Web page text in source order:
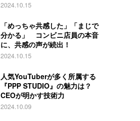
2024.10.15
「めっちゃ共感した」「まじで
分かる」 コンビニ店員の本音
に、共感の声が続出！
2024.10.15
人気YouTuberが多く所属する
『PPP STUDIO』の魅力は？
CEOが明かす技術力
2024.10.09